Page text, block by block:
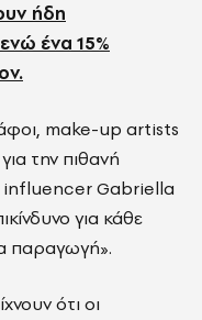
ήδη
ένα 15%
make-up artists
την πιθανή
influencer Gabriella
για κάθε
παραγωγή».
ότι οι